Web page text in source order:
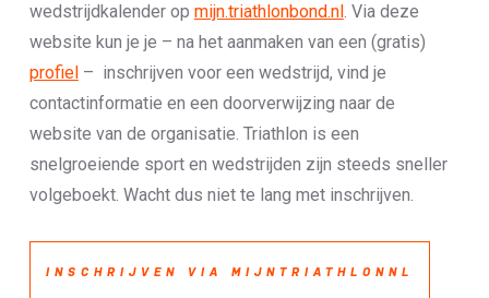
wedstrijdkalender op mijn.triathlonbond.nl. Via deze
website kun je je – na het aanmaken van een (gratis)
profiel– inschrijven voor een wedstrijd, vind je
contactinformatie en een doorverwijzing naar de
website van de organisatie. Triathlon is een
snelgroeiende sport en wedstrijden zijn steeds sneller
volgeboekt. Wacht dus niet te lang met inschrijven.
INSCHRIJVEN VIA MIJNTRIATHLONNL